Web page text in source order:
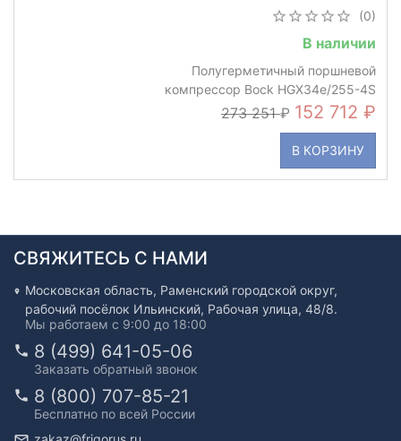
(0)
В наличии
Полугерметичный поршневой
компрессор Bock HGX34e/255-4S
273 251 152 712
В КОРЗИНУ
СВЯЖИТЕСЬ С НАМИ
Московская область, Раменский городской округ,
рабочий посёлок Ильинский, Рабочая улица, 48/8.
Мы работаем с 9:00 до 18:00
8 (499) 641-05-06
Заказать обратный звонок
8 (800) 707-85-21
Бесплатно по всей России